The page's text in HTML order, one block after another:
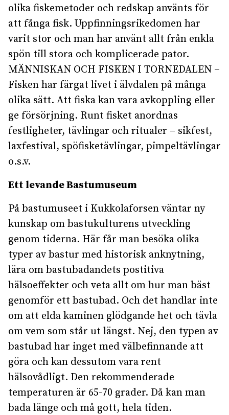
olika fiskemetoder och redskap använts för
att fånga fisk. Uppfinningsrikedomen har
varit stor och man har använt allt från enkla
spön till stora och komplicerade pator.
MÄNNISKAN OCH FISKEN I TORNEDALEN –
Fisken har färgat livet i älvdalen på många
olika sätt. Att fiska kan vara avkoppling eller
ge försörjning. Runt fisket anordnas
festligheter, tävlingar och ritualer – sikfest,
laxfestival, spöfisketävlingar, pimpeltävlingar
o.s.v.
Ett levande Bastumuseum
På bastumuseet i Kukkolaforsen väntar ny
kunskap om bastukulturens utveckling
genom tiderna. Här får man besöka olika
typer av bastur med historisk anknytning,
lära om bastubadandets postitiva
hälsoeffekter och veta allt om hur man bäst
genomför ett bastubad. Och det handlar inte
om att elda kaminen glödgande het och tävla
om vem som står ut längst. Nej, den typen av
bastubad har inget med välbefinnande att
göra och kan dessutom vara rent
hälsovådligt. Den rekommenderade
temperaturen är 65-70 grader. Då kan man
bada länge och må gott, hela tiden.